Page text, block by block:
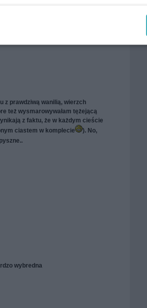
z prawdziwą wanilią, wierzch
też wysmarowywałam tężejącą
z faktu, że w każdym cieście
ciastem w komplecie
). No,
wybredna